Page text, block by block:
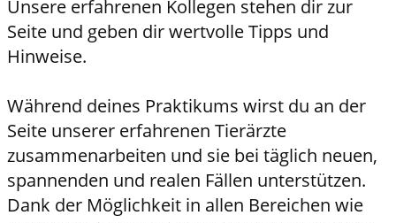
Unsere erfahrenen Kollegen stehen dir zur
Seite und geben dir wertvolle Tipps und
Hinweise.
Während deines Praktikums wirst du an der
Seite unserer erfahrenen Tierärzte
zusammenarbeiten und sie bei täglich neuen,
spannenden und realen Fällen unterstützen.
Dank der Möglichkeit in allen Bereichen wie